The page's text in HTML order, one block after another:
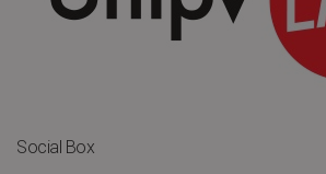
Social Box